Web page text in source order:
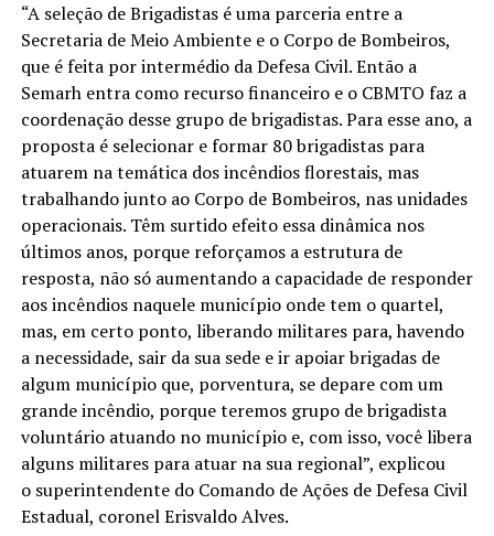
“A seleção de Brigadistas é uma parceria entre a
Secretaria de Meio Ambiente e o Corpo de Bombeiros,
que é feita por intermédio da Defesa Civil. Então a
Semarh entra como recurso financeiro e o CBMTO faz a
coordenação desse grupo de brigadistas. Para esse ano, a
proposta é selecionar e formar 80 brigadistas para
atuarem na temática dos incêndios florestais, mas
trabalhando junto ao Corpo de Bombeiros, nas unidades
operacionais. Têm surtido efeito essa dinâmica nos
últimos anos, porque reforçamos a estrutura de
resposta, não só aumentando a capacidade de responder
aos incêndios naquele município onde tem o quartel,
mas, em certo ponto, liberando militares para, havendo
a necessidade, sair da sua sede e ir apoiar brigadas de
algum município que, porventura, se depare com um
grande incêndio, porque teremos grupo de brigadista
voluntário atuando no município e, com isso, você libera
alguns militares para atuar na sua regional”, explicou
o superintendente do Comando de Ações de Defesa Civil
Estadual, coronel Erisvaldo Alves.